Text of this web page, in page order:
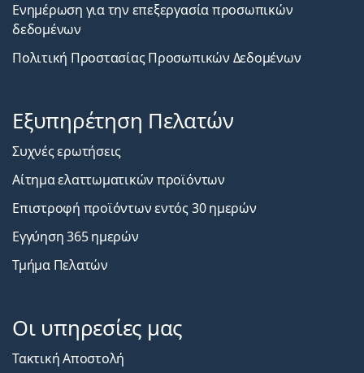
Ενημέρωση για την επεξεργασία προσωπικών
δεδομένων
Πολιτική Προστασίας Προσωπικών Δεδομένων
Εξυπηρέτηση Πελατών
Συχνές ερωτήσεις
Αίτημα ελαττωματικών προϊόντων
Επιστροφή προϊόντων εντός 30 ημερών
Εγγύηση 365 ημερών
Τμήμα Πελατών
Οι υπηρεσίες μας
Τακτική Αποστολή